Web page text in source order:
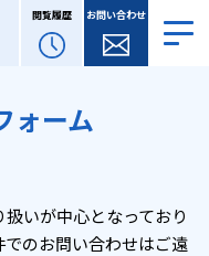
閲覧履歴 お問い合わせ
ォーム
扱いが中心となっており
のお問い合わせはご遠